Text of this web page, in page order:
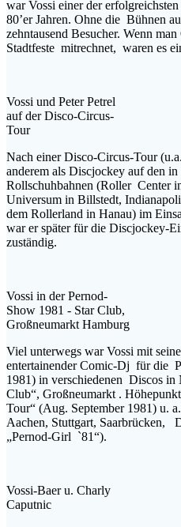
war Vossi einer der
80’er Jahren. Ohne die Bühnen
zehntausend Besucher. Wenn
Stadtfeste mitrechnet, waren es
Vossi und Peter Petrel
auf der Disco-Circus-
Tour
Nach einer Disco-Circus-Tour
anderem als Discjockey auf den
Rollschuhbahnen (Roller Center
Universum in Billstedt,
dem Rollerland in Hanau) im
war er später für die Discjockey-
zuständig.
Vossi in der Pernod-
Show 1981 - Star Club,
Großneumarkt Hamburg
Viel unterwegs war Vossi mit
entertainender Comic-Dj für die
1981) in verschiedenen Discos in
Club“, Großneumarkt .
Tour“ (Aug. September 1981) u.
Aachen, Stuttgart, Saarbrücken,
„Pernod-Girl `81“).
Vossi-Baer u. Charly
Caputnic